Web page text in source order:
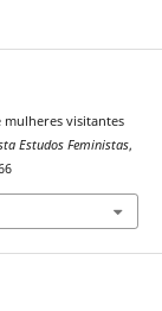
mulheres visitantes
Estudos Feministas,